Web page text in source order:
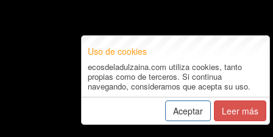
Uso de cookies
ecosdeladulzaina.com utiliza cookies, tanto
propias como de terceros. Si continua
navegando, consideramos que acepta su uso.
Aceptar Leer más